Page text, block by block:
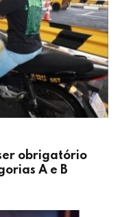
obrigatório
A e B